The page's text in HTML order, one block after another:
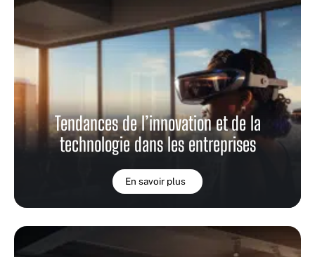
Tendances de l’innovation et de la
technologie dans les entreprises
En savoir plus